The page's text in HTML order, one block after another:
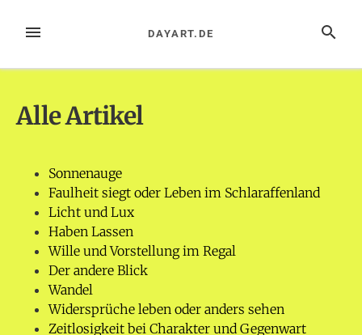
InhaltMENÜ SUCHE
DAYART.DE
Alle Artikel
Sonnenauge
Faulheit siegt oder Leben im Schlaraffenland
Licht und Lux
Haben Lassen
Wille und Vorstellung im Regal
Der andere Blick
Wandel
Widersprüche leben oder anders sehen
Zeitlosigkeit bei Charakter und Gegenwart